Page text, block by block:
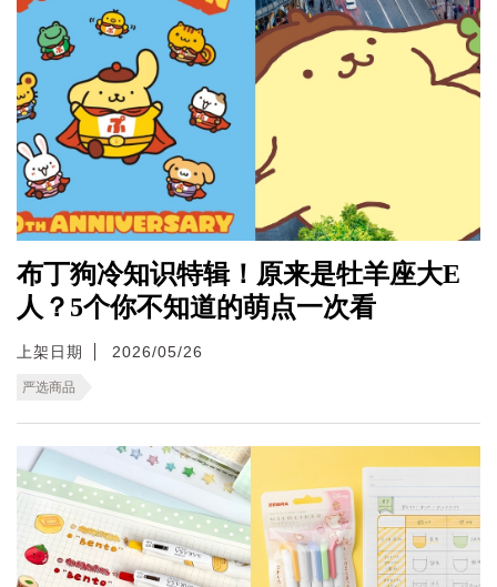
布丁狗冷知识特辑！原来是牡羊座大E
人？5个你不知道的萌点一次看
上架日期 2026/05/26
严选商品